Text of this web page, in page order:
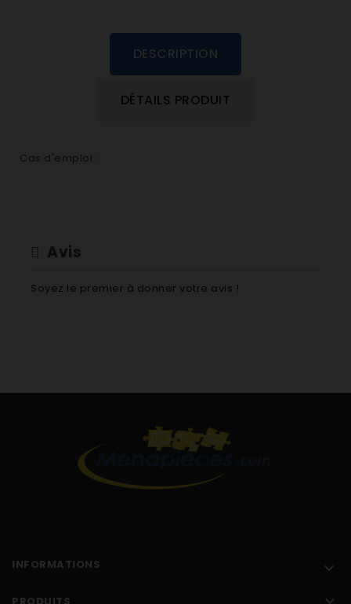
DESCRIPTION
DÉTAILS PRODUIT
Cas d'emploi :
Avis
Soyez le premier à donner votre avis !
INFORMATIONS 